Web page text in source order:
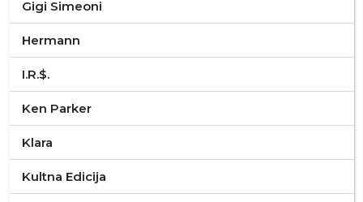
Gigi Simeoni
Hermann
I.R.$.
Ken Parker
Klara
Kultna Edicija